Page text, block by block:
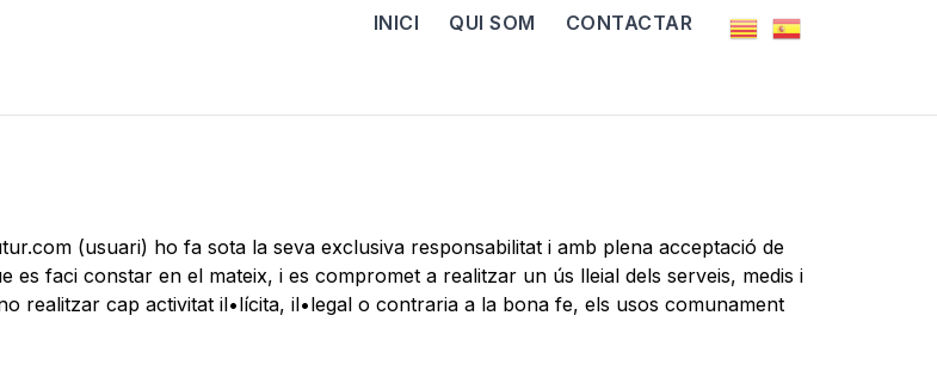
INICI QUI SOM CONTACTAR
(usuari) ho fa sota la seva exclusiva responsabilitat i amb plena acceptació de
es faci constar en el mateix, i es compromet a realitzar un ús lleial dels serveis, medis i
realitzar cap activitat il•lícita, il•legal o contraria a la bona fe, els usos comunament